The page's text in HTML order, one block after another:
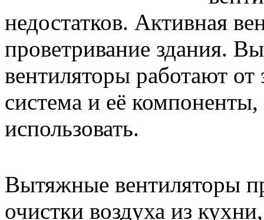
недостатков. Активная
проветривание здания.
вентиляторы работают
система и её
использовать.
Вытяжные вентиляторы
очистки воздуха из